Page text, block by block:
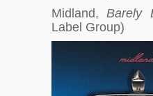
Midland,Barely
Label Group)